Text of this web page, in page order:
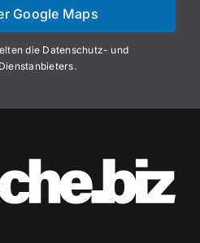
Google Maps
die Datenschutz- und